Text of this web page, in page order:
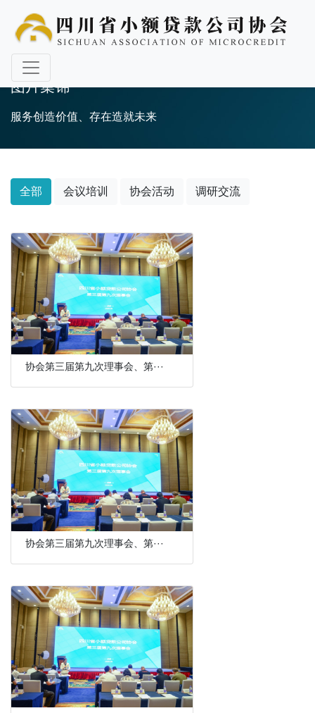
图片集锦
服务创造价值、存在造就未来
全部 会议培训 协会活动 调研交流
协会第三届第九次理事会、第···
协会第三届第九次理事会、第···